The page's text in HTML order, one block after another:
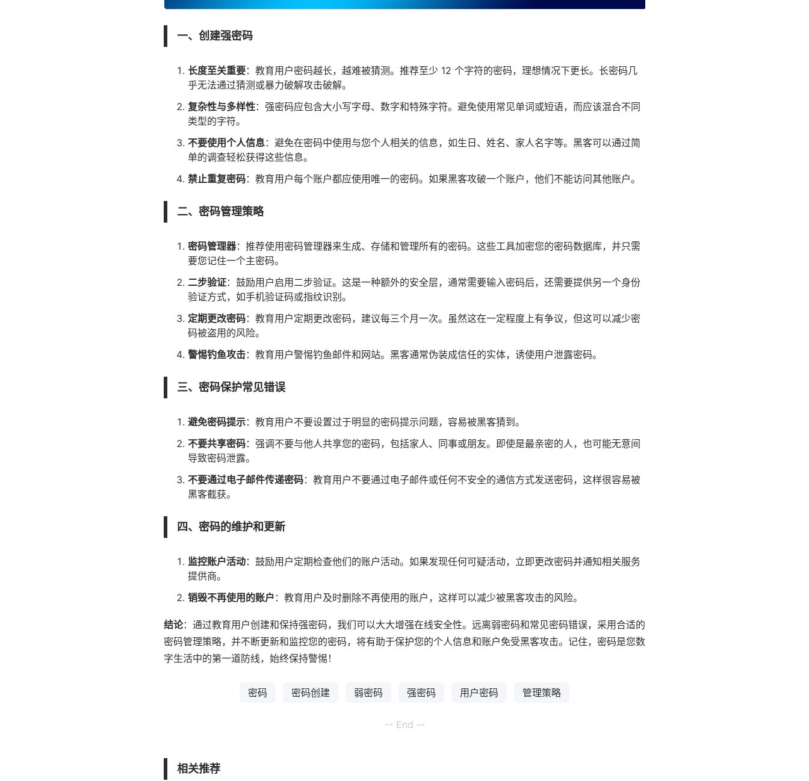
一、创建强密码
长度至关重要：教育用户密码越长，越难被猜测。推荐至少 12 个字符的密码，理想情况下更长。长密码几
乎无法通过猜测或暴力破解攻击破解。
复杂性与多样性：强密码应包含大小写字母、数字和特殊字符。避免使用常见单词或短语，而应该混合不同
类型的字符。
不要使用个人信息：避免在密码中使用与您个人相关的信息，如生日、姓名、家人名字等。黑客可以通过简
单的调查轻松获得这些信息。
禁止重复密码：教育用户每个账户都应使用唯一的密码。如果黑客攻破一个账户，他们不能访问其他账户。
二、密码管理策略
密码管理器：推荐使用密码管理器来生成、存储和管理所有的密码。这些工具加密您的密码数据库，并只需
要您记住一个主密码。
二步验证：鼓励用户启用二步验证。这是一种额外的安全层，通常需要输入密码后，还需要提供另一个身份
验证方式，如手机验证码或指纹识别。
定期更改密码：教育用户定期更改密码，建议每三个月一次。虽然这在一定程度上有争议，但这可以减少密
码被盗用的风险。
警惕钓鱼攻击：教育用户警惕钓鱼邮件和网站。黑客通常伪装成信任的实体，诱使用户泄露密码。
三、密码保护常见错误
避免密码提示：教育用户不要设置过于明显的密码提示问题，容易被黑客猜到。
不要共享密码：强调不要与他人共享您的密码，包括家人、同事或朋友。即使是最亲密的人，也可能无意间
导致密码泄露。
不要通过电子邮件传递密码：教育用户不要通过电子邮件或任何不安全的通信方式发送密码，这样很容易被
黑客截获。
四、密码的维护和更新
监控账户活动：鼓励用户定期检查他们的账户活动。如果发现任何可疑活动，立即更改密码并通知相关服务
提供商。
销毁不再使用的账户 ：教育用户及时删除不再使用的账户，这样可以减少被黑客攻击的风险。
结论：通过教育用户创建和保持强密码，我们可以大大增强在线安全性。远离弱密码和常见密码错误，采用合适的
密码管理策略，并不断更新和监控您的密码，将有助于保护您的个人信息和账户免受黑客攻击。记住，密码是您数
字生活中的第一道防线，始终保持警惕！
密码 密码创建 弱密码 强密码 用户密码 管理策略
-- End --
相关推荐